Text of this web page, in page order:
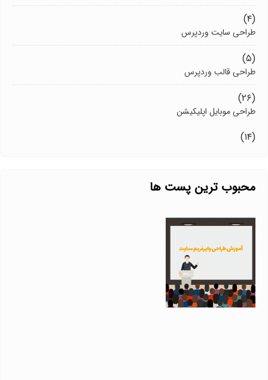
(۴)
طراحی سایت وردپرس
(۵)
طراحی قالب وردپرس
(۲۶)
طراحی موبایل اپلیکیشن
(۱۴)
محبوب ترین پست ها